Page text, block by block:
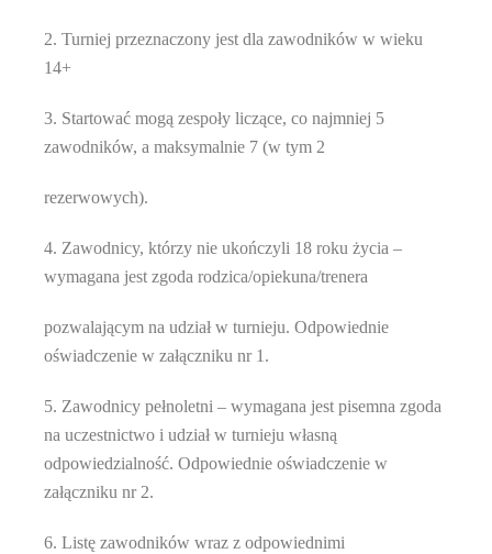
2. Turniej przeznaczony jest dla zawodników w wieku
14+
3. Startować mogą zespoły liczące, co najmniej 5
zawodników, a maksymalnie 7 (w tym 2
rezerwowych).
4. Zawodnicy, którzy nie ukończyli 18 roku życia –
wymagana jest zgoda rodzica/opiekuna/trenera
pozwalającym na udział w turnieju. Odpowiednie
oświadczenie w załączniku nr 1.
5. Zawodnicy pełnoletni – wymagana jest pisemna zgoda
na uczestnictwo i udział w turnieju własną
odpowiedzialność. Odpowiednie oświadczenie w
załączniku nr 2.
6. Listę zawodników wraz z odpowiednimi